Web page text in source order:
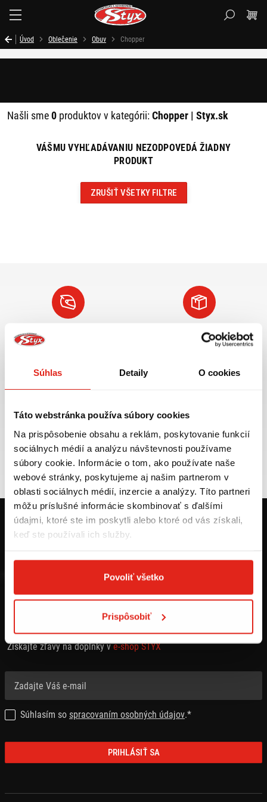
Súhlas Detaily O cookies
Táto webstránka používa súbory cookies
Na prispôsobenie obsahu a reklám, poskytovanie funkcií
sociálnych médií a analýzu návštevnosti používame
súbory cookie. Informácie o tom, ako používate naše
webové stránky, poskytujeme aj našim partnerom v
oblasti sociálnych médií, inzercie a analýzy. Títo partneri
môžu príslušné informácie skombinovať s ďalšími
údajmi, ktoré ste im poskytli alebo ktoré od vás získali,
keď ste používali ich služby.
Povoliť všetko
Prispôsobiť
Úvod Oblečenie Obuv Chopper
Našli sme0 produktov v kategórii:Chopper | Styx.sk
VÁŠMU VYHĽADÁVANIU NEZODPOVEDÁ ŽIADNY
PRODUKT
ZRUŠIŤ VŠETKY FILTRE
Najväčší výber moto
príslušenstva ihneď k
VIAC INFO
Doprava ZADARMO pre
objednávky nad 50€ v rámci
VIAC INFO
Tovar NA SKLADE
expedujeme do 24 hod.
Výmena veľkosti
ZADARMO do 30 dní
PRIHLÁSTE SA NA ODBER NEWSLETTRA
Získajte zľavy na doplnky ve-shop STYX
Súhlasím so spracovaním osobných údajov.*
PRIHLÁSIŤ SA